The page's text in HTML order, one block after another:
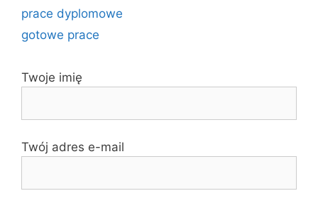
prace dyplomowe
gotowe prace
Twoje imię
Twój adres e-mail